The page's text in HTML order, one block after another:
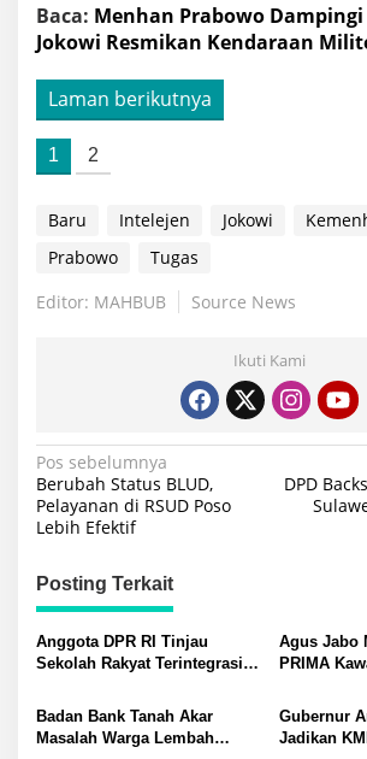
Baca: Menhan Prabowo Dampingi
Jokowi Resmikan Kendaraan
Laman berikutnya
1 2
Baru Intelejen Jokowi
Prabowo
Tugas
Editor: MAHBUB
Source News
Ikuti Kami
Navigasi
pos
Pos sebelumnya
Berubah Status BLUD,
Pelayanan di RSUD Poso
Lebih Efektif
DPD
Posting Terkait
Anggota DPR RI Tinjau
Sekolah Rakyat Terintegrasi
Keberpihakan Nyata
Pemerintah
Agus Jabo
PRIMA
Prabowo
Badan Bank Tanah Akar
Masalah Warga Lembah
Gubernur
Jadikan